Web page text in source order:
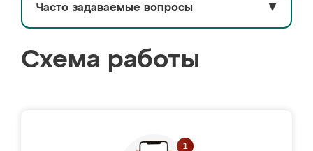
Часто задаваемые вопросы ▼
Схема работы